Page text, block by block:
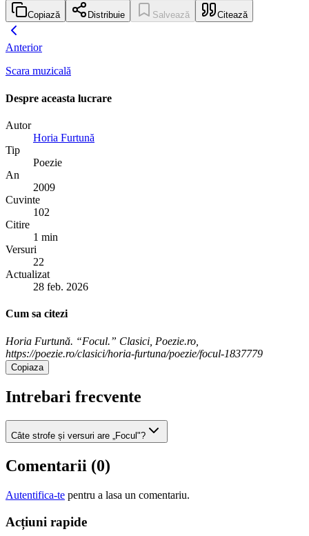
Copiază Distribuie Salvează Citează
Anterior
Scara muzicală
Despre aceasta lucrare
Autor
Horia Furtună
Tip
Poezie
An
2009
Cuvinte
102
Citire
1 min
Versuri
22
Actualizat
28 feb. 2026
Cum sa citezi
Horia Furtună. “Focul.” Clasici, Poezie.ro,
https://poezie.ro/clasici/horia-furtuna/poezie/focul-1837779
Copiaza
Intrebari frecvente
Câte strofe și versuri are „Focul"?
Comentarii (0)
Autentifica-te pentru a lasa un comentariu.
Acțiuni rapide